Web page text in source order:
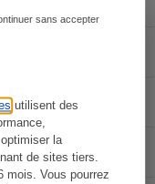
utilisent des
la
de sites tiers.
mois. Vous pourrez
sans accepter
131,11 €
€ 146,44 €